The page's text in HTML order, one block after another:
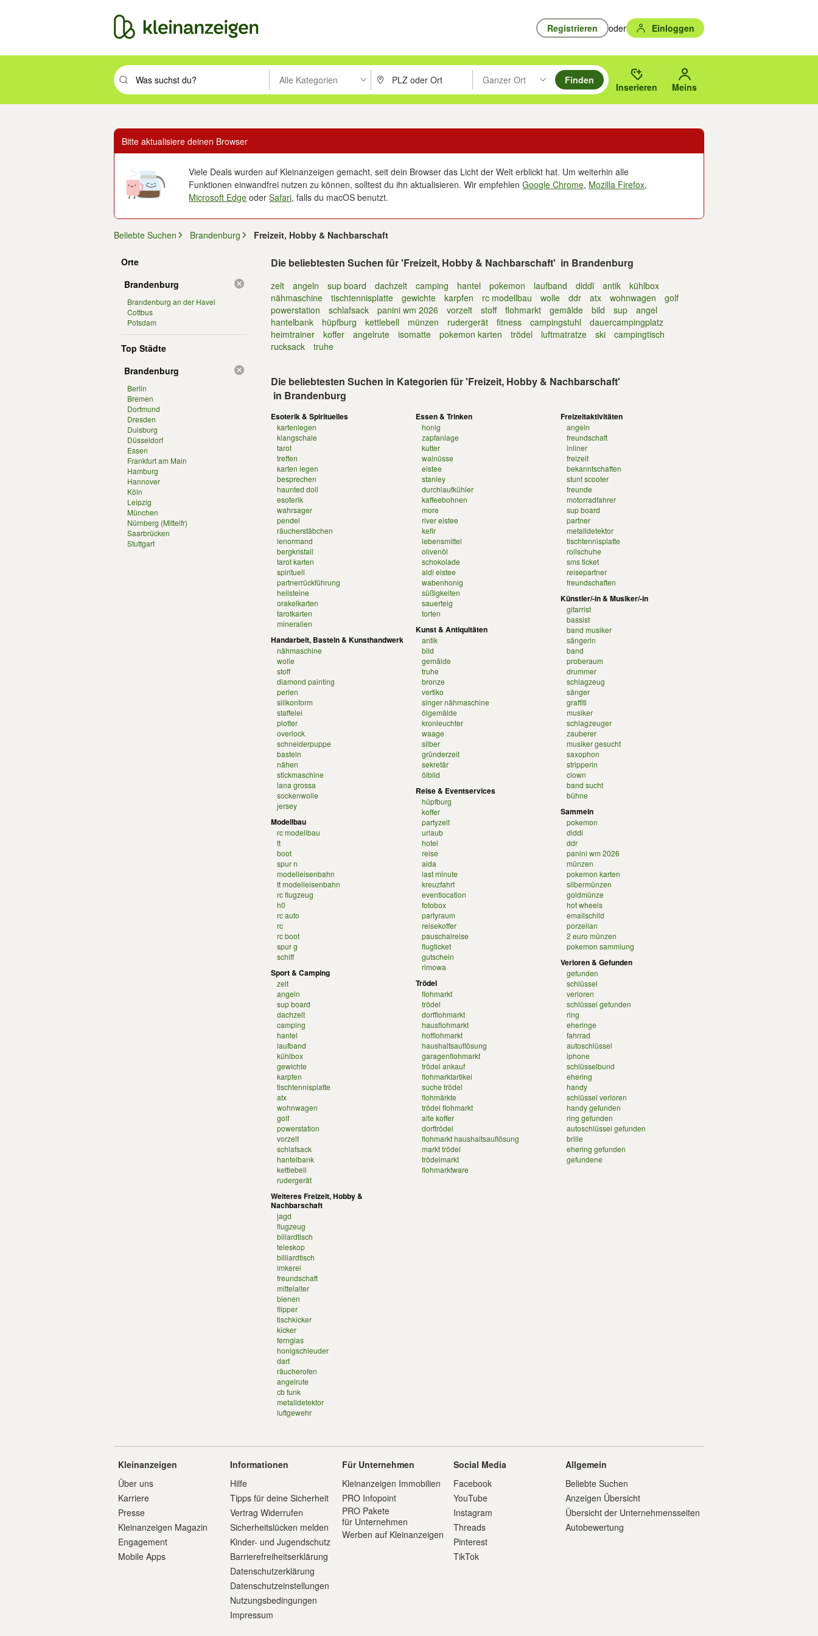
Registrieren oder Einloggen
Suchbegriff eingeben. Eingabetaste drücken um zu suchen, oder Vorschläge mit den Pfeiltasten nach oben/unten durchsuchen und mit Eingabetaste auswählen.
Alle Kategorien PLZ oder Ort eingeben. Eingabetaste drücken um zu suchen, oder Vorschläge mit den Pfeiltasten nach oben/
Ganzer Ort
Suche im Umkreis des gewählten Orts oder PLZ.
Finden
Inserieren Meins
Bitte aktualisiere deinen Browser
Viele Deals wurden auf Kleinanzeigen gemacht, seit dein Browser das Licht der Welt erblickt hat. Um weiterhin alle
Funktionen einwandfrei nutzen zu können, solltest du ihn aktualisieren. Wir empfehlenGoogle Chrome, Mozilla Firefox,
Microsoft Edge oderSafari, falls du macOS benutzt.
Beliebte Suchen Brandenburg Freizeit, Hobby & Nachbarschaft
Orte
Brandenburg
Brandenburg an der Havel
Cottbus
Potsdam
Top Städte
Brandenburg
Berlin
Bremen
Dortmund
Dresden
Duisburg
Düsseldorf
Essen
Frankfurt am Main
Hamburg
Hannover
Köln
Leipzig
München
Nürnberg (Mittelfr)
Saarbrücken
Stuttgart
Die beliebtesten Suchen für 'Freizeit, Hobby & Nachbarschaft' in Brandenburg
zelt angeln sup board dachzelt camping hantel pokemon laufband diddl antik
kühlbox
nähmaschine
tischtennisplatte gewichte karpfen rc modellbau wolle ddr atx wohnwagen
golf
powerstation
schlafsack panini wm 2026 vorzelt stoff flohmarkt gemälde bild sup
angel
hantelbank
hüpfburg kettlebell münzen rudergerät fitness campingstuhl
dauercampingplatz
heimtrainer
koffer angelrute isomatte pokemon karten trödel luftmatratze ski
campingtisch
rucksack
truhe
Die beliebtesten Suchen in Kategorien für 'Freizeit, Hobby & Nachbarschaft'
in Brandenburg
Esoterik & Spirituelles
kartenlegen
klangschale
tarot
treffen
karten legen
besprechen
haunted doll
esoterik
wahrsager
pendel
räucherstäbchen
lenormand
bergkristall
tarot karten
spirituell
partnerrückführung
heilsteine
orakelkarten
tarotkarten
mineralien
Handarbeit, Basteln & Kunsthandwerk
nähmaschine
wolle
stoff
diamond painting
perlen
silikonform
staffelei
plotter
overlock
schneiderpuppe
basteln
nähen
stickmaschine
lana grossa
sockenwolle
jersey
Modellbau
rc modellbau
tt
boot
spur n
modelleisenbahn
tt modelleisenbahn
rc flugzeug
h0
rc auto
rc
rc boot
spur g
schiff
Sport & Camping
zelt
angeln
sup board
dachzelt
camping
hantel
laufband
kühlbox
gewichte
karpfen
tischtennisplatte
atx
wohnwagen
golf
powerstation
vorzelt
schlafsack
hantelbank
kettlebell
rudergerät
Weiteres Freizeit, Hobby &
Nachbarschaft
jagd
flugzeug
billardtisch
teleskop
billiardtisch
imkerei
freundschaft
mittelalter
bienen
flipper
tischkicker
kicker
fernglas
honigschleuder
dart
räucherofen
angelrute
cb funk
metalldetektor
luftgewehr
Essen & Trinken
honig
zapfanlage
kutter
walnüsse
eistee
stanley
durchlaufkühler
kaffeebohnen
more
river eistee
kefir
lebensmittel
olivenöl
schokolade
aldi eistee
wabenhonig
süßigkeiten
sauerteig
torten
Kunst & Antiquitäten
antik
bild
gemälde
truhe
bronze
vertiko
singer nähmaschine
ölgemälde
kronleuchter
waage
silber
gründerzeit
sekretär
ölbild
Reise & Eventservices
hüpfburg
koffer
partyzelt
urlaub
hotel
reise
aida
last minute
kreuzfahrt
eventlocation
fotobox
partyraum
reisekoffer
pauschalreise
flugticket
gutschein
rimowa
Trödel
flohmarkt
trödel
dorfflohmarkt
hausflohmarkt
hofflohmarkt
haushaltsauflösung
garagenflohmarkt
trödel ankauf
flohmarktartikel
suche trödel
flohmärkte
trödel flohmarkt
alte koffer
dorftrödel
flohmarkt haushaltsauflösung
markt trödel
trödelmarkt
flohmarktware
Freizeitaktivitäten
angeln
freundschaft
inliner
freizeit
bekanntschaften
stunt scooter
freunde
motorradfahrer
sup board
partner
metalldetektor
tischtennisplatte
rollschuhe
sms ticket
reisepartner
freundschaften
Künstler/-in & Musiker/-in
gitarrist
bassist
band musiker
sängerin
band
proberaum
drummer
schlagzeug
sänger
graffiti
musiker
schlagzeuger
zauberer
musiker gesucht
saxophon
stripperin
clown
band sucht
bühne
Sammeln
pokemon
diddl
ddr
panini wm 2026
münzen
pokemon karten
silbermünzen
goldmünze
hot wheels
emailschild
porzellan
2 euro münzen
pokemon sammlung
Verloren & Gefunden
gefunden
schlüssel
verloren
schlüssel gefunden
ring
eheringe
fahrrad
autoschlüssel
iphone
schlüsselbund
ehering
handy
schlüssel verloren
handy gefunden
ring gefunden
autoschlüssel gefunden
brille
ehering gefunden
gefundene
Kleinanzeigen
Über uns
Karriere
Presse
Kleinanzeigen Magazin
Engagement
Mobile Apps
Informationen
Hilfe
Tipps für deine Sicherheit
Vertrag Widerrufen
Sicherheitslücken melden
Kinder- und Jugendschutz
Barrierefreiheitserklärung
Datenschutzerklärung
Datenschutzeinstellungen
Nutzungsbedingungen
Impressum
Für Unternehmen
Kleinanzeigen Immobilien
PRO Infopoint
PRO Pakete
für Unternehmen
Werben auf Kleinanzeigen
Social Media
Facebook
YouTube
Instagram
Threads
Pinterest
TikTok
Allgemein
Beliebte Suchen
Anzeigen Übersicht
Übersicht der Unternehmensseiten
Autobewertung